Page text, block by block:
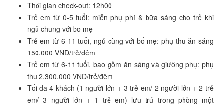
Thời gian check-out: 12h00
Trẻ em từ 0-5 tuổi: miễn phụ phí & bữa sáng cho trẻ khi
ngủ chung với bố mẹ
Trẻ em từ 6-11 tuổi, ngủ cùng với bố mẹ: phụ thu ăn sáng
150.000 VND/trẻ/đêm
Trẻ em từ 6-11 tuổi, bao gồm ăn sáng và giường phụ: phụ
thu 2.300.000 VND/trẻ/đêm
Tối đa 4 khách (1 người lớn + 3 trẻ em/ 2 người lớn + 2 trẻ
em/ 3 người lớn + 1 trẻ em) lưu trú trong phòng một